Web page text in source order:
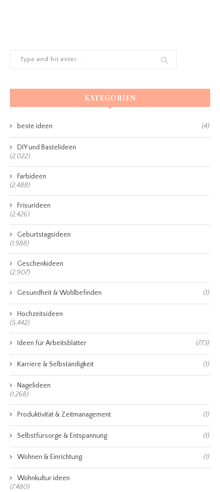
KATEGORIEN
beste ideen (4)
DIY und Bastelideen
(2,022)
Farbideen
(2,488)
Frisurideen
(2,426)
Geburtstagsideen
(1,988)
Geschenkideen
(2,907)
Gesundheit & Wohlbefinden (1)
Hochzeitsideen
(5,442)
Ideen für Arbeitsblätter (773)
Karriere & Selbständigkeit (1)
Nagelideen
(1,268)
Produktivität & Zeitmanagement (1)
Selbstfürsorge & Entspannung (1)
Wohnen & Einrichtung (1)
Wohnkultur ideen
(7,480)